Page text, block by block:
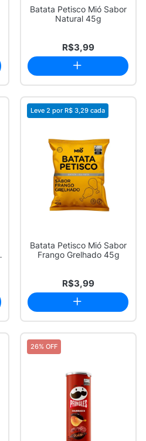
Batata Petisco Mió Sabor
Natural 45g
R$3,99
Leve 2 por R$ 3,29 cada
Batata Petisco Mió Sabor
Frango Grelhado 45g
R$3,99
26% OFF